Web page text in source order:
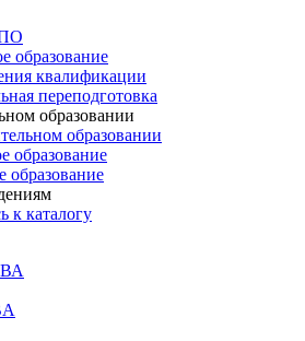
образование
квалификации
переподготовка
образовании
образовании
образование
образование
к каталогу